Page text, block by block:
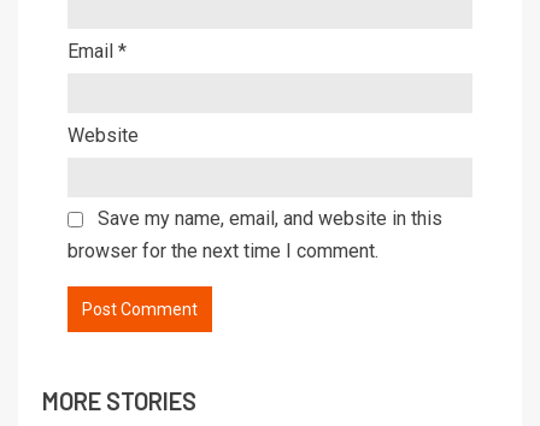
Email *
Website
Save my name, email, and website in this
browser for the next time I comment.
MORE STORIES